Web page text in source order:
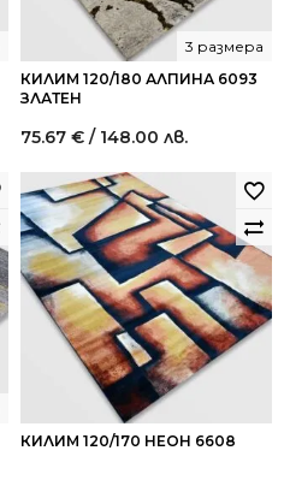
КИЛИМ 120/180 АЛПИНА 6093
ЗЛАТЕН
3 размера
75.67 € / 148.00 лв.
КИЛИМ 120/170 НЕОН 6608